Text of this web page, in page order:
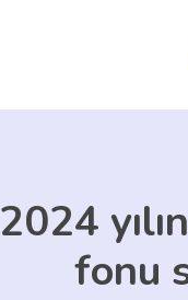
2024
fonu